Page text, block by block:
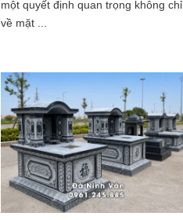
một quyết định quan trọng không chỉ
về mặt ...